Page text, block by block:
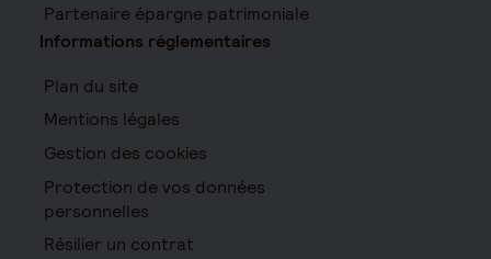
Partenaire épargne patrimoniale
Informations réglementaires
Plan du site
Mentions légales
Gestion des cookies
Protection de vos données
personnelles
Résilier un contrat